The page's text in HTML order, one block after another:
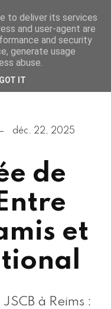
déc. 22, 2025
de
et
à Reims :
to deliver its services
and user-agent are
and security
generate usage
abuse.
GOT IT